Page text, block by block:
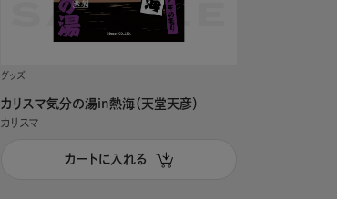
グッズ
カリスマ気分の湯in熱海（天堂天彦）
カリスマ
カートに入れる